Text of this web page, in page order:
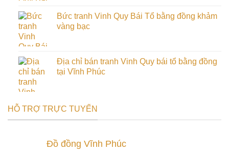
Bức tranh Vinh Quy Bái Tổ bằng đồng khảm
vàng bạc
Địa chỉ bán tranh Vinh Quy bái tổ bằng đồng
tại Vĩnh Phúc
HỖ TRỢ TRỰC TUYẾN
Đồ đồng Vĩnh Phúc